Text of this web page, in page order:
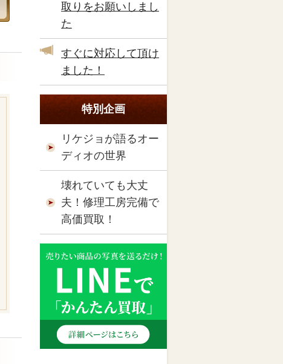
取りをお願いしまし
た
すぐに対応して頂け
ました！
特別企画
リケジョが語るオー
ディオの世界
壊れていても大丈
夫！修理工房完備で
高価買取！